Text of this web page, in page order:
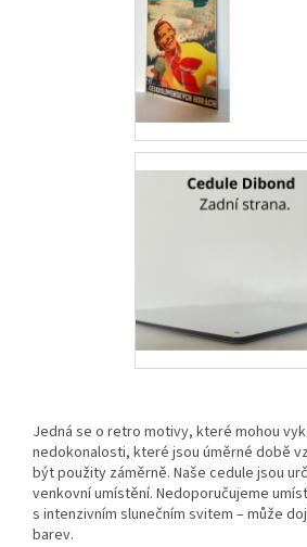
Jedná se o retro motivy, které mohou
nedokonalosti, které jsou úměrné době
být použity záměrně. Naše cedule jsou
venkovní umístění. Nedoporučujeme
s intenzivním slunečním svitem – může
barev.